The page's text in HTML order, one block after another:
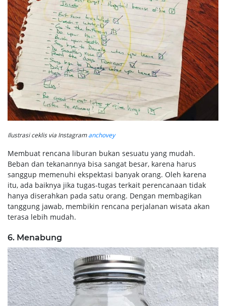
Ilustrasi ceklis via Instagramanchovey
Membuat rencana liburan bukan sesuatu yang mudah.
Beban dan tekanannya bisa sangat besar, karena harus
sanggup memenuhi ekspektasi banyak orang. Oleh karena
itu, ada baiknya jika tugas-tugas terkait perencanaan tidak
hanya diserahkan pada satu orang. Dengan membagikan
tanggung jawab, membikin rencana perjalanan wisata akan
terasa lebih mudah.
6. Menabung